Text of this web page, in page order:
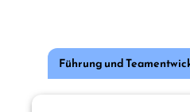
Führung und